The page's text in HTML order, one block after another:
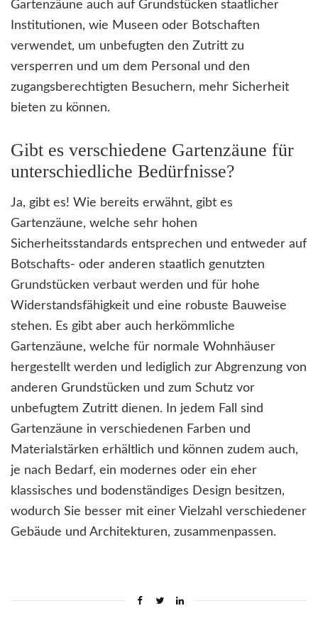
Gartenzäune auch auf Grundstücken staatlicher
Institutionen, wie Museen oder Botschaften
verwendet, um unbefugten den Zutritt zu
versperren und um dem Personal und den
zugangsberechtigten Besuchern, mehr Sicherheit
bieten zu können.
Gibt es verschiedene Gartenzäune für
unterschiedliche Bedürfnisse?
Ja, gibt es! Wie bereits erwähnt, gibt es
Gartenzäune, welche sehr hohen
Sicherheitsstandards entsprechen und entweder auf
Botschafts- oder anderen staatlich genutzten
Grundstücken verbaut werden und für hohe
Widerstandsfähigkeit und eine robuste Bauweise
stehen. Es gibt aber auch herkömmliche
Gartenzäune, welche für normale Wohnhäuser
hergestellt werden und lediglich zur Abgrenzung von
anderen Grundstücken und zum Schutz vor
unbefugtem Zutritt dienen. In jedem Fall sind
Gartenzäune in verschiedenen Farben und
Materialstärken erhältlich und können zudem auch,
je nach Bedarf, ein modernes oder ein eher
klassisches und bodenständiges Design besitzen,
wodurch Sie besser mit einer Vielzahl verschiedener
Gebäude und Architekturen, zusammenpassen.